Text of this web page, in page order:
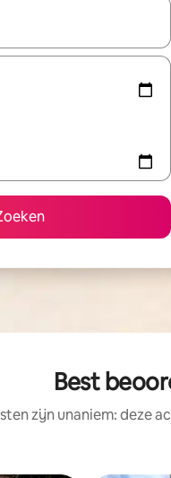
zijn, maak je
Best
zijn unaniem: deze